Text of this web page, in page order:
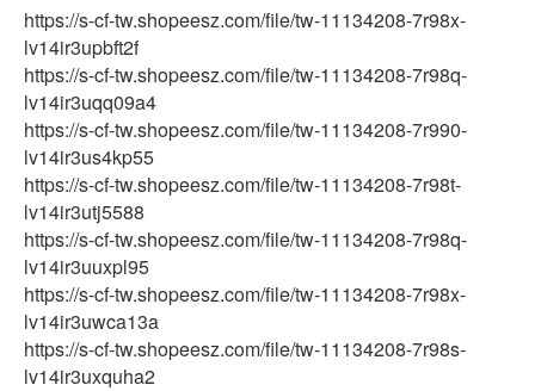
https://s-cf-tw.shopeesz.com/file/tw-11134208-7r98x-
lv14ir3upbft2f
https://s-cf-tw.shopeesz.com/file/tw-11134208-7r98q-
lv14ir3uqq09a4
https://s-cf-tw.shopeesz.com/file/tw-11134208-7r990-
lv14ir3us4kp55
https://s-cf-tw.shopeesz.com/file/tw-11134208-7r98t-
lv14ir3utj5588
https://s-cf-tw.shopeesz.com/file/tw-11134208-7r98q-
lv14ir3uuxpl95
https://s-cf-tw.shopeesz.com/file/tw-11134208-7r98x-
lv14ir3uwca13a
https://s-cf-tw.shopeesz.com/file/tw-11134208-7r98s-
lv14ir3uxquha2